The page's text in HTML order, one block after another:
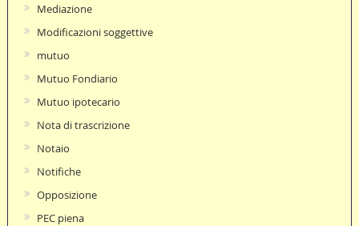
Mediazione
Modificazioni soggettive
mutuo
Mutuo Fondiario
Mutuo ipotecario
Nota di trascrizione
Notaio
Notifiche
Opposizione
PEC piena